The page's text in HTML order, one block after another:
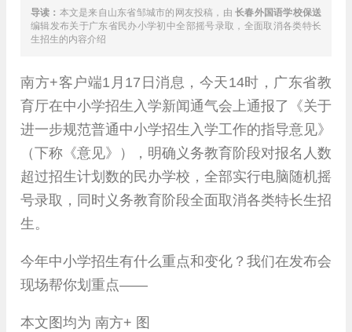
导读： 本文是来自山东省邹城市的网友投稿，由长春外国语学校保送
编辑发布关于广东省民办小学初中全部摇号录取，全面取消各类特长
生招生的内容介绍
南方+客户端1月17日消息，今天14时，广东省教
育厅在中小学招生入学新闻通气会上通报了《关于
进一步规范普通中小学招生入学工作的指导意见》
（下称《意见》），明确义务教育阶段对报名人数
超过招生计划数的民办学校，全部实行电脑随机摇
号录取，同时义务教育阶段全面取消各类特长生招
生。
今年中小学招生有什么重点和变化？我们在发布会
现场帮你划重点——
本文图均为 南方+ 图